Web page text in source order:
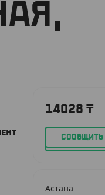
14028 ₸
СООБЩИТЬ
Астана